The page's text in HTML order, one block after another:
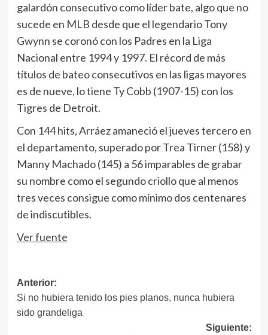
galardón consecutivo como líder bate, algo que no
sucede en MLB desde que el legendario Tony
Gwynn se coronó con los Padres en la Liga
Nacional entre 1994 y 1997. El récord de más
títulos de bateo consecutivos en las ligas mayores
es de nueve, lo tiene Ty Cobb (1907-15) con los
Tigres de Detroit.
Con 144 hits, Arráez amaneció el jueves tercero en
el departamento, superado por Trea Tirner (158) y
Manny Machado (145) a 56 imparables de grabar
su nombre como el segundo criollo que al menos
tres veces consigue como mínimo dos centenares
de indiscutibles.
Ver fuente
Navegación
de
entradas
Anterior:
Si no hubiera tenido los pies planos, nunca hubiera
sido grandeliga
Siguiente: